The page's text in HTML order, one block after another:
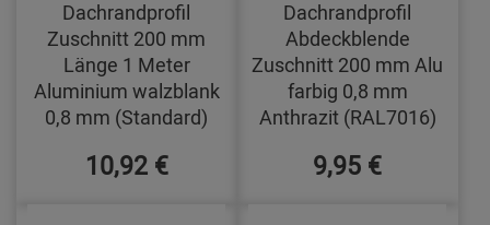
Dachrandprofil
Zuschnitt 200 mm
Länge 1 Meter
Aluminium walzblank
0,8 mm (Standard)
10,92 €
Dachrandprofil
Abdeckblende
Zuschnitt 200 mm Alu
farbig 0,8 mm
Anthrazit (RAL7016)
9,95 €